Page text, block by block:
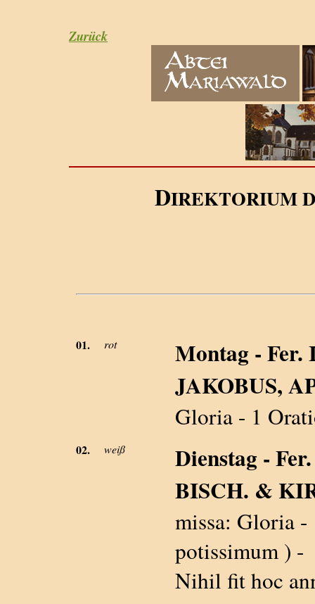
Zurück
DIREKTORIUM
01. rot
Montag -
JAKOBUS,
Gloria - 1
02. weiß
Dienstag -
BISCH. &
missa: Gloria -
potissimum ) -
Nihil fit hoc